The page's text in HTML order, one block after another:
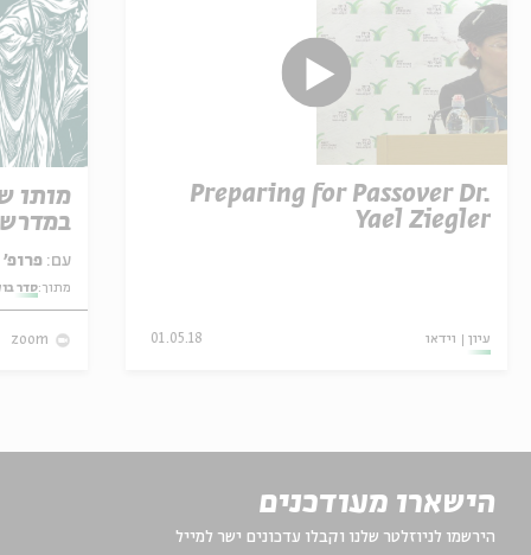
Preparing for Passover Dr.
Yael Ziegler
עיון וידאו 01.05.18
מותו
עם: פרופ' אביגדור שנאן
מתוך:סדר
zoom
הישארו מעודכנים
הירשמו לניוזלטר שלנו וקבלו עדכונים ישר למייל